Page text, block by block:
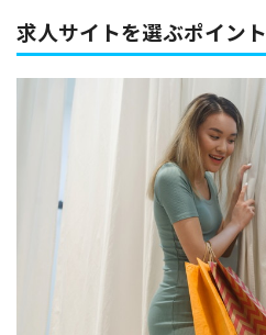
求人サイトを選ぶポイント